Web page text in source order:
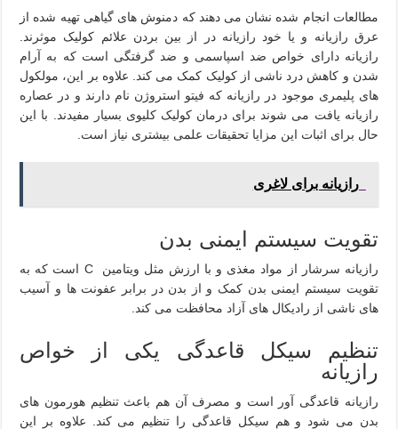
مطالعات انجام شده نشان می دهند که دمنوش های گیاهی تهیه شده از
عرق رازیانه و یا خود رازیانه در از بین بردن علائم کولیک موثرند.
رازیانه دارای خواص ضد اسپاسمی و ضد گرفتگی است که به آرام
شدن و کاهش درد ناشی از کولیک کمک می کند. علاوه بر این، مولکول
های پلیمری موجود در رازیانه که فیتو استروژن نام دارند و در عصاره
رازیانه یافت می شوند برای درمان کولیک کلیوی بسیار مفیدند. با این
حال برای اثبات این مزایا تحقیقات علمی بیشتری نیاز است.
رازیانه برای لاغری
تقویت سیستم ایمنی بدن
رازیانه سرشار از مواد مغذی و با ارزش مثل ویتامین C است که به
تقویت سیستم ایمنی بدن کمک و از بدن در برابر عفونت ها و آسیب
های ناشی از رادیکال های آزاد محافظت می کند.
تنظیم سیکل قاعدگی یکی از خواص
رازیانه
رازیانه قاعدگی آور است و مصرف آن هم باعث تنظیم هورمون های
بدن می شود و هم سیکل قاعدگی را تنظیم می کند. علاوه بر این